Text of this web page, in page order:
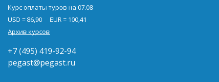
Курс оплаты туров на 07.08
USD = 86,90
EUR = 100,41
Архив курсов
+7 (495) 419-92-94
pegast@pegast.ru